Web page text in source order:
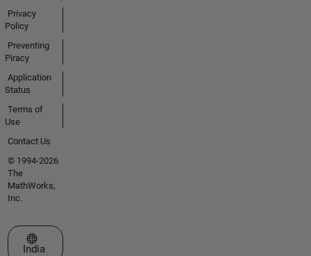
Privacy
Policy
Preventing
Piracy
Application
Status
Terms of
Use
Contact Us
© 1994-2026
The
MathWorks,
Inc.
Select a Web Site
India